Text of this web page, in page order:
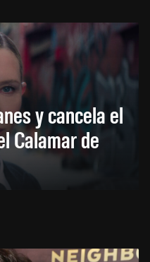
y cancela el
Calamar de